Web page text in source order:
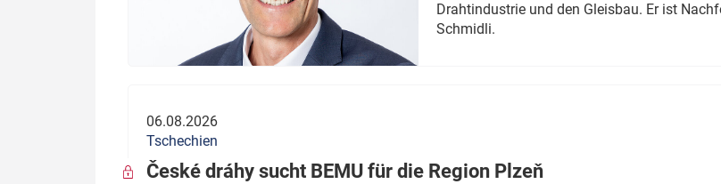
Drahtindustrie und den Gleisbau. Er ist
Schmidli.
06.08.2026
Tschechien
České dráhy sucht BEMU für die Region Plzeň